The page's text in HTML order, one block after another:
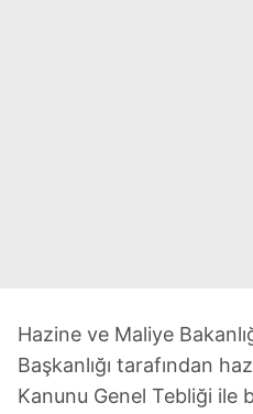
Hazine ve Maliye
Başkanlığı tarafından
Kanunu Genel Tebliği ile